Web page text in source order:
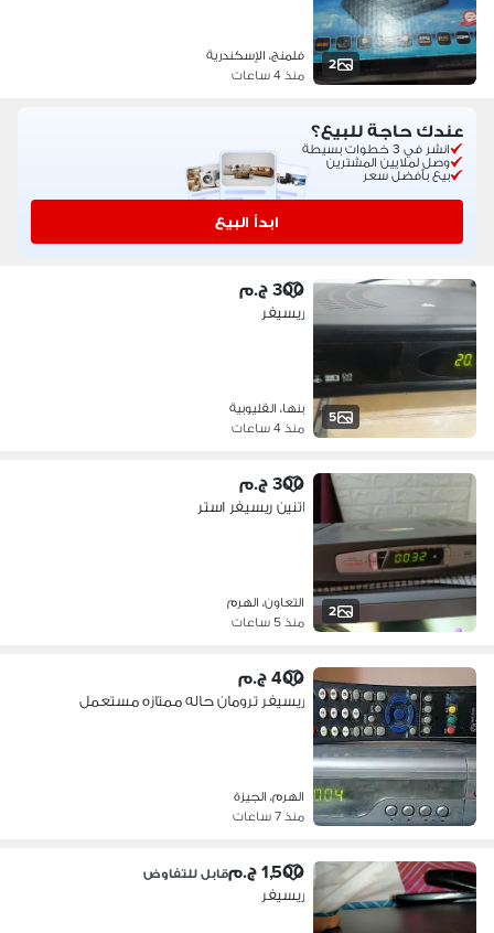
2
فلمنج، الإسكندرية
منذ 4 ساعات
عندك حاجة للبيع؟
انشر في 3 خطوات بسيطة
وصل لملايين المشترين
بيع بأفضل سعر
ابدأ البيع
5
300 ج.م
ريسيفر
بنها، القليوبية
منذ 4 ساعات
2
300 ج.م
اتنين ريسيفر استر
التعاون، الهرم
منذ 5 ساعات
400 ج.م
ريسيفر ترومان حاله ممتازه مستعمل
الهرم، الجيزة
منذ 7 ساعات
1,500 ج.م قابل للتفاوض
ريسيفر